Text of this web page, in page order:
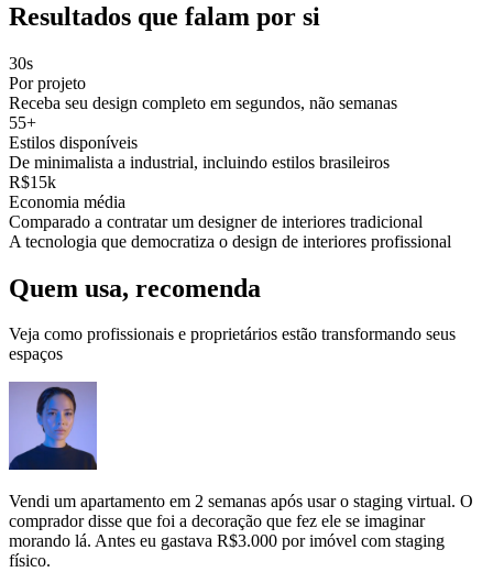
Resultados que falam por si
30s
Por projeto
Receba seu design completo em segundos, não semanas
55+
Estilos disponíveis
De minimalista a industrial, incluindo estilos brasileiros
R$15k
Economia média
Comparado a contratar um designer de interiores tradicional
A tecnologia que democratiza o design de interiores profissional
Quem usa, recomenda
Veja como profissionais e proprietários estão transformando seus
espaços
Vendi um apartamento em 2 semanas após usar o staging virtual. O
comprador disse que foi a decoração que fez ele se imaginar
morando lá. Antes eu gastava R$3.000 por imóvel com staging
físico.